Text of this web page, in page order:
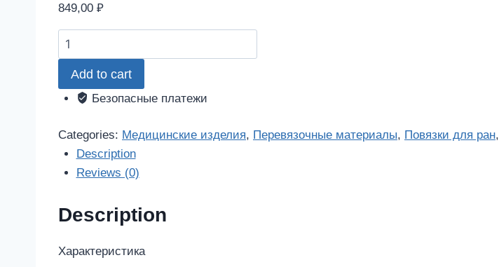
849,00 ₽
Хартманн
айкопад
повязка
стерильная
70х85мм
шт.
Add to cart
Безопасные платежи
Categories: Медицинские изделия, Перевязочные материалы, Повязки для ран,
Description
Reviews (0)
Description
Характеристика